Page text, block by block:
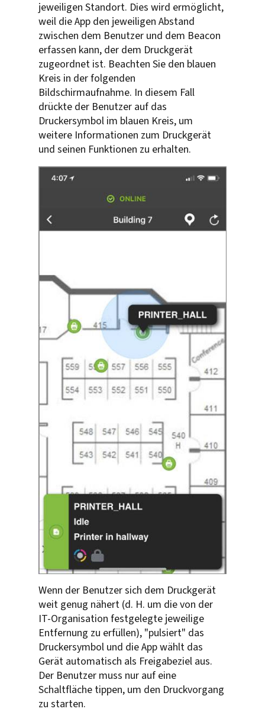
jeweiligen Standort. Dies wird ermöglicht,
weil die App den jeweiligen Abstand
zwischen dem Benutzer und dem Beacon
erfassen kann, der dem Druckgerät
zugeordnet ist. Beachten Sie den blauen
Kreis in der folgenden
Bildschirmaufnahme. In diesem Fall
drückte der Benutzer auf das
Druckersymbol im blauen Kreis, um
weitere Informationen zum Druckgerät
und seinen Funktionen zu erhalten.
Wenn der Benutzer sich dem Druckgerät
weit genug nähert (d. H. um die von der
IT-Organisation festgelegte jeweilige
Entfernung zu erfüllen), "pulsiert" das
Druckersymbol und die App wählt das
Gerät automatisch als Freigabeziel aus.
Der Benutzer muss nur auf eine
Schaltfläche tippen, um den Druckvorgang
zu starten.